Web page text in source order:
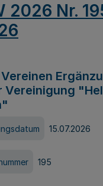
2026 Nr.
Vereinigung
15.07.2026
195